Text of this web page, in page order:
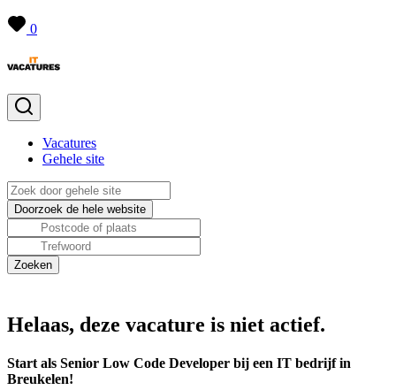
0
Vacatures
Gehele site
Helaas, deze vacature is niet actief.
Start als Senior Low Code Developer bij een IT bedrijf in
Breukelen!